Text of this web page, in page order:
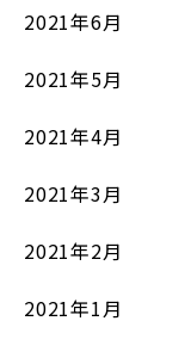
2021年6月
2021年5月
2021年4月
2021年3月
2021年2月
2021年1月